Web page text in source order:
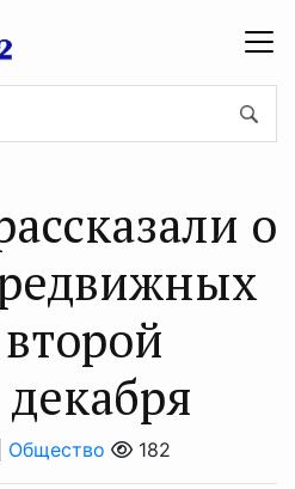
о
Общество 182